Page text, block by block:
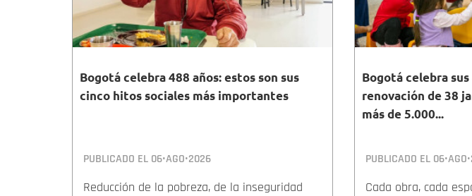
Bogotá celebra 488 años: estos son sus
cinco hitos sociales más importantes
PUBLICADO EL 06•AGO•2026
Reducción de la pobreza, de la inseguridad
Bogotá celebra
renovación de 38
más de 5.000...
PUBLICADO EL
Cada obra, cada